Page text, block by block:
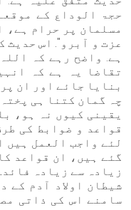
حجۃ الوداع کے
مسلمان پر حرام ہے،
عزت و آبرو''. اس حدیث
ہے. واضح رہے کہ
تقاضا یہ ہے کہ
بنایا جائے اور ان
چہ گمان کتنا ہی
یقینی کیوں نہ ہو،
قواعد و ضوابط کی
لئے واجب العمل ہیں
گئے ہیں، ان قواعد
زیادہ سے زیادہ
شیطان اولاد آدم کے
سامنے اس کی ذاتی